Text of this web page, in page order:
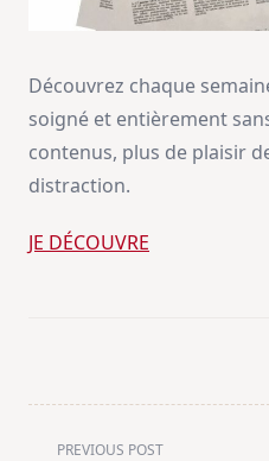
Découvrez chaque
soigné et entièrement
contenus, plus de plaisir
distraction.
JE DÉCOUVRE
<spanPREVIOUS POST